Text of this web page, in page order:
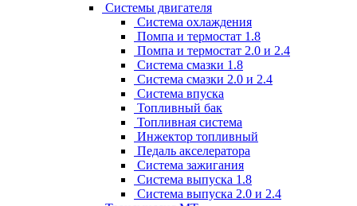
Системы двигателя
Система охлаждения
Помпа и термостат 1.8
Помпа и термостат 2.0 и 2.4
Система смазки 1.8
Система смазки 2.0 и 2.4
Система впуска
Топливный бак
Топливная система
Инжектор топливный
Педаль акселератора
Система зажигания
Система выпуска 1.8
Система выпуска 2.0 и 2.4